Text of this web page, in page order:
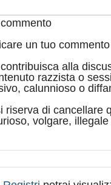
un tuo
alla
razzista o
calunnioso o
riserva di cancellare
volgare,